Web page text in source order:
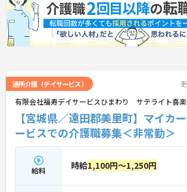
通所介護（デイサービス）
有限会社福寿デイサービスひまわり サテライト喜楽
【宮城県／遠田郡美里町】マイカ
ービスでの介護職募集＜非常勤＞
給料 時給1,100円～1,250円